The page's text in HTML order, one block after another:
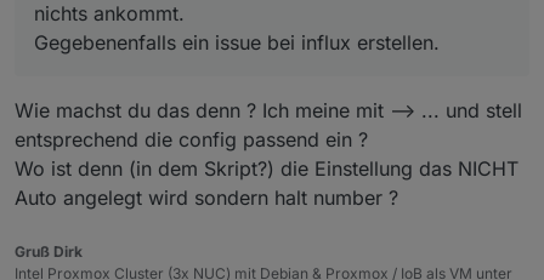
nichts ankommt.
Gegebenenfalls ein issue bei influx erstellen.
Wie machst du das denn ? Ich meine mit --> ... und stell
entsprechend die config passend ein ?
Wo ist denn (in dem Skript?) die Einstellung das NICHT
Auto angelegt wird sondern halt number ?
Gruß Dirk
Intel Proxmox Cluster (3x NUC) mit Debian & Proxmox / IoB als VM unter